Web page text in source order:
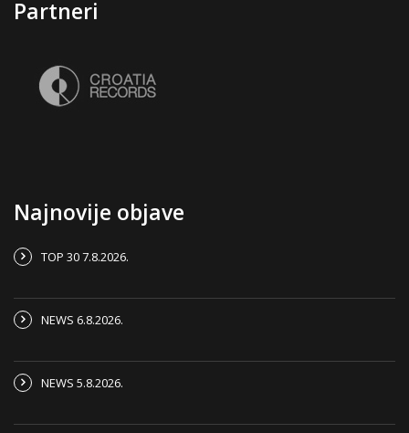
Partneri
Najnovije objave
TOP 30 7.8.2026.
NEWS 6.8.2026.
NEWS 5.8.2026.